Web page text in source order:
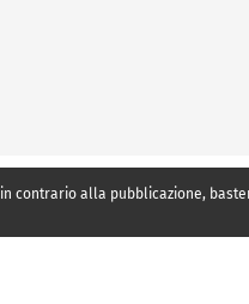
contrario alla pubblicazione,